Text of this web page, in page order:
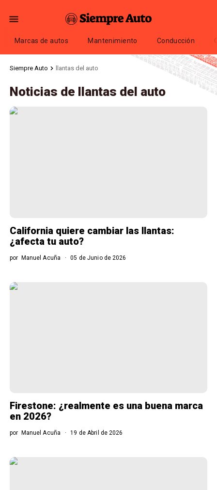
Marcas de autos Mantenimiento Conducción
Siempre Auto llantas del auto
Noticias de llantas del auto
California quiere cambiar las llantas:
¿afecta tu auto?
por Manuel Acuña 05 de Junio de 2026
Firestone: ¿realmente es una buena marca
en 2026?
por Manuel Acuña 19 de Abril de 2026